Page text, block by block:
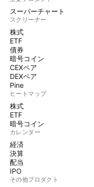
スーパーチャート
スクリーナー
株式
ETF
債券
暗号コイン
CEXペア
DEXペア
Pine
ヒートマップ
株式
ETF
暗号コイン
カレンダー
経済
決算
配当
IPO
その他プロダクト